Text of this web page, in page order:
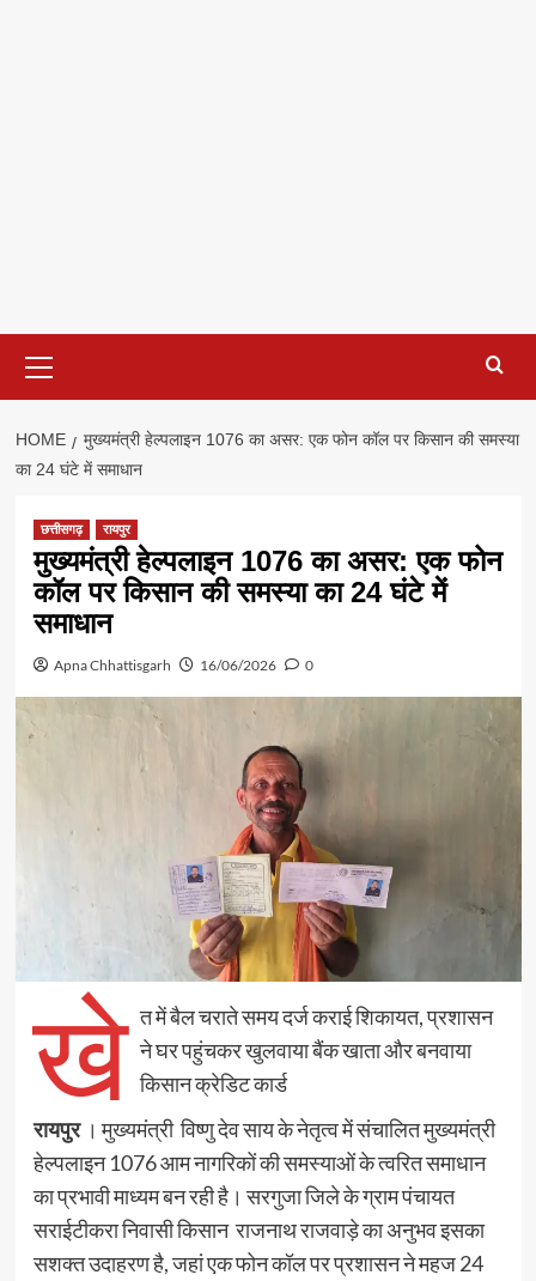
Menu
HOME
मुख्यमंत्री हेल्पलाइन 1076 का असर: एक फोन कॉल पर किसान की समस्या
का 24 घंटे में समाधान
छत्तीसगढ़ रायपुर
मुख्यमंत्री हेल्पलाइन 1076 का असर: एक फोन
कॉल पर किसान की समस्या का 24 घंटे में
समाधान
Apna Chhattisgarh 16/06/2026 0
खे त में बैल चराते समय दर्ज कराई शिकायत, प्रशासन
ने घर पहुंचकर खुलवाया बैंक खाता और बनवाया
किसान क्रेडिट कार्ड
रायपुर। मुख्यमंत्री विष्णु देव साय के नेतृत्व में संचालित मुख्यमंत्री
हेल्पलाइन 1076 आम नागरिकों की समस्याओं के त्वरित समाधान
का प्रभावी माध्यम बन रही है। सरगुजा जिले के ग्राम पंचायत
सराईटीकरा निवासी किसान राजनाथ राजवाड़े का अनुभव इसका
सशक्त उदाहरण है, जहां एक फोन कॉल पर प्रशासन ने महज 24